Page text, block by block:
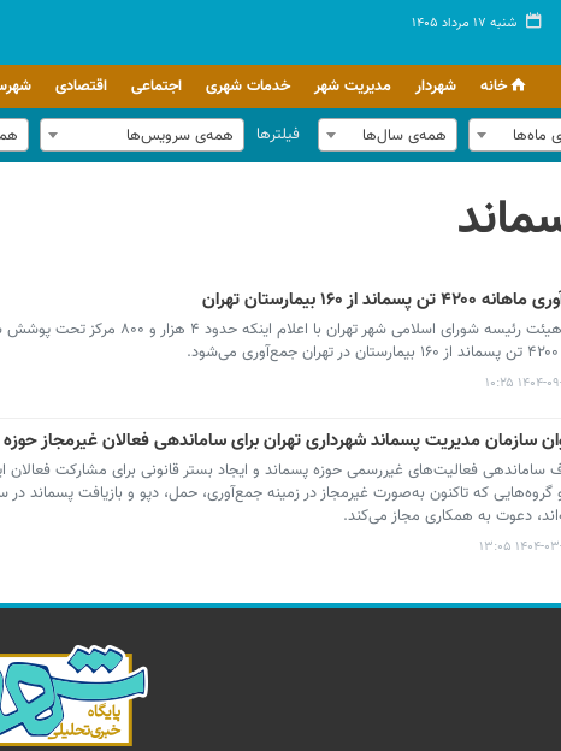
شنبه ۱۷ مرداد ۱۴۰۵
خانه شهردار مدیریت شهر خدمات شهری اجتماعی اقتصادی
ماه‌ها همه‌ی سال‌ها فیلترها همه‌ی سرویس‌ها
تن پسماند از ۱۶۰ بیمارستان تهران
عضو هیئت رئیسه شورای اسلامی شهر
۰۹-۱۵ ۱۰:۲۵
سازمان مدیریت پسماند شهرداری تهران برای ساماندهی فعالان غیرمجاز
ساماندهی فعالیت‌های غیررسمی حوزه پسماند و ایجاد بستر قانونی برای مشارکت
و گروه‌هایی که تاکنون به‌صورت غیرمجاز در زمینه جمع‌آوری، حمل، دپو و بازیافت
دعوت به همکاری مجاز می‌کند.
۰۳-۰۲ ۱۳:۰۵